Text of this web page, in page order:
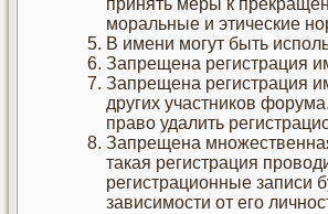
принять меры к
моральные и этические
В имени могут быть
Запрещена регистрация
Запрещена регистрация
других участников
право удалить
Запрещена
такая регистрация
регистрационные записи
зависимости от его